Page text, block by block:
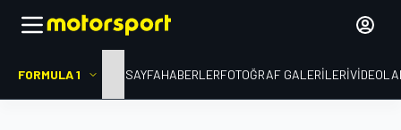
FORMULA 1 ANA SAYFAHABERLERFOTOĞRAF GALERILERI